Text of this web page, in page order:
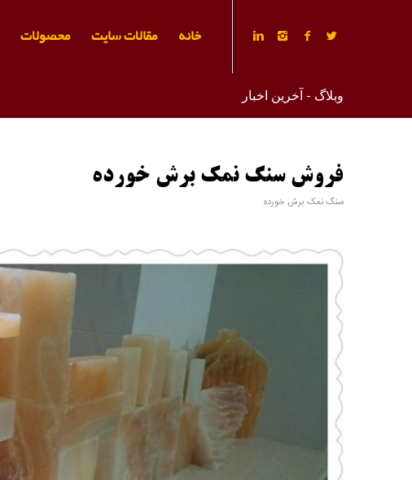
خانه مقالات سایت محصولات
وبلاگ - آخرین اخبار
فروش سنگ نمک برش خورده
سنگ نمک برش خورده